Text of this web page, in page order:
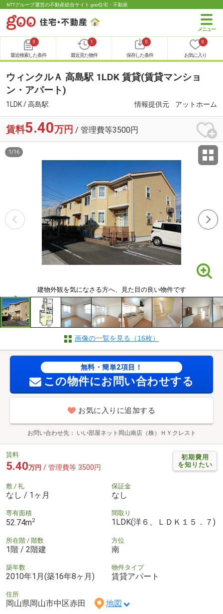
NTTグループ運営の不動産総合サイト goo住宅・不動産
0
最近検索した条件
1
最近見た物件
0
保存した条件
0
お気に入り
ウィンクルＡ 高島駅 1LDK 賃貸(賃貸マンショ
ン・アパート)
1LDK / 高島駅 情報提供元 アットホーム
賃料5.40万円 / 管理費等3500円
建物外観を気になさる方へ、見た目の良い物件です
1 /16
画像の一覧を見る（16枚）
無料・簡単2項目！
この物件にお問い合わせする
お気に入りに追加する
お問い合わせ先 いい部屋ネット岡山南店（株）ＨＹクレスト
初期費用
を知りたい
賃料
5.40万円 / 管理費等 3500円
敷 / 礼
なし / 1ヶ月
保証金
なし
専有面積
52.74m2
間取り
1LDK(洋６、ＬＤＫ１５．７)
所在階 / 階数
1階 / 2階建
方位
南
築年数
2010年1月(築16年8ヶ月)
物件タイプ
賃貸アパート
住所
岡山県岡山市中区赤田 地図